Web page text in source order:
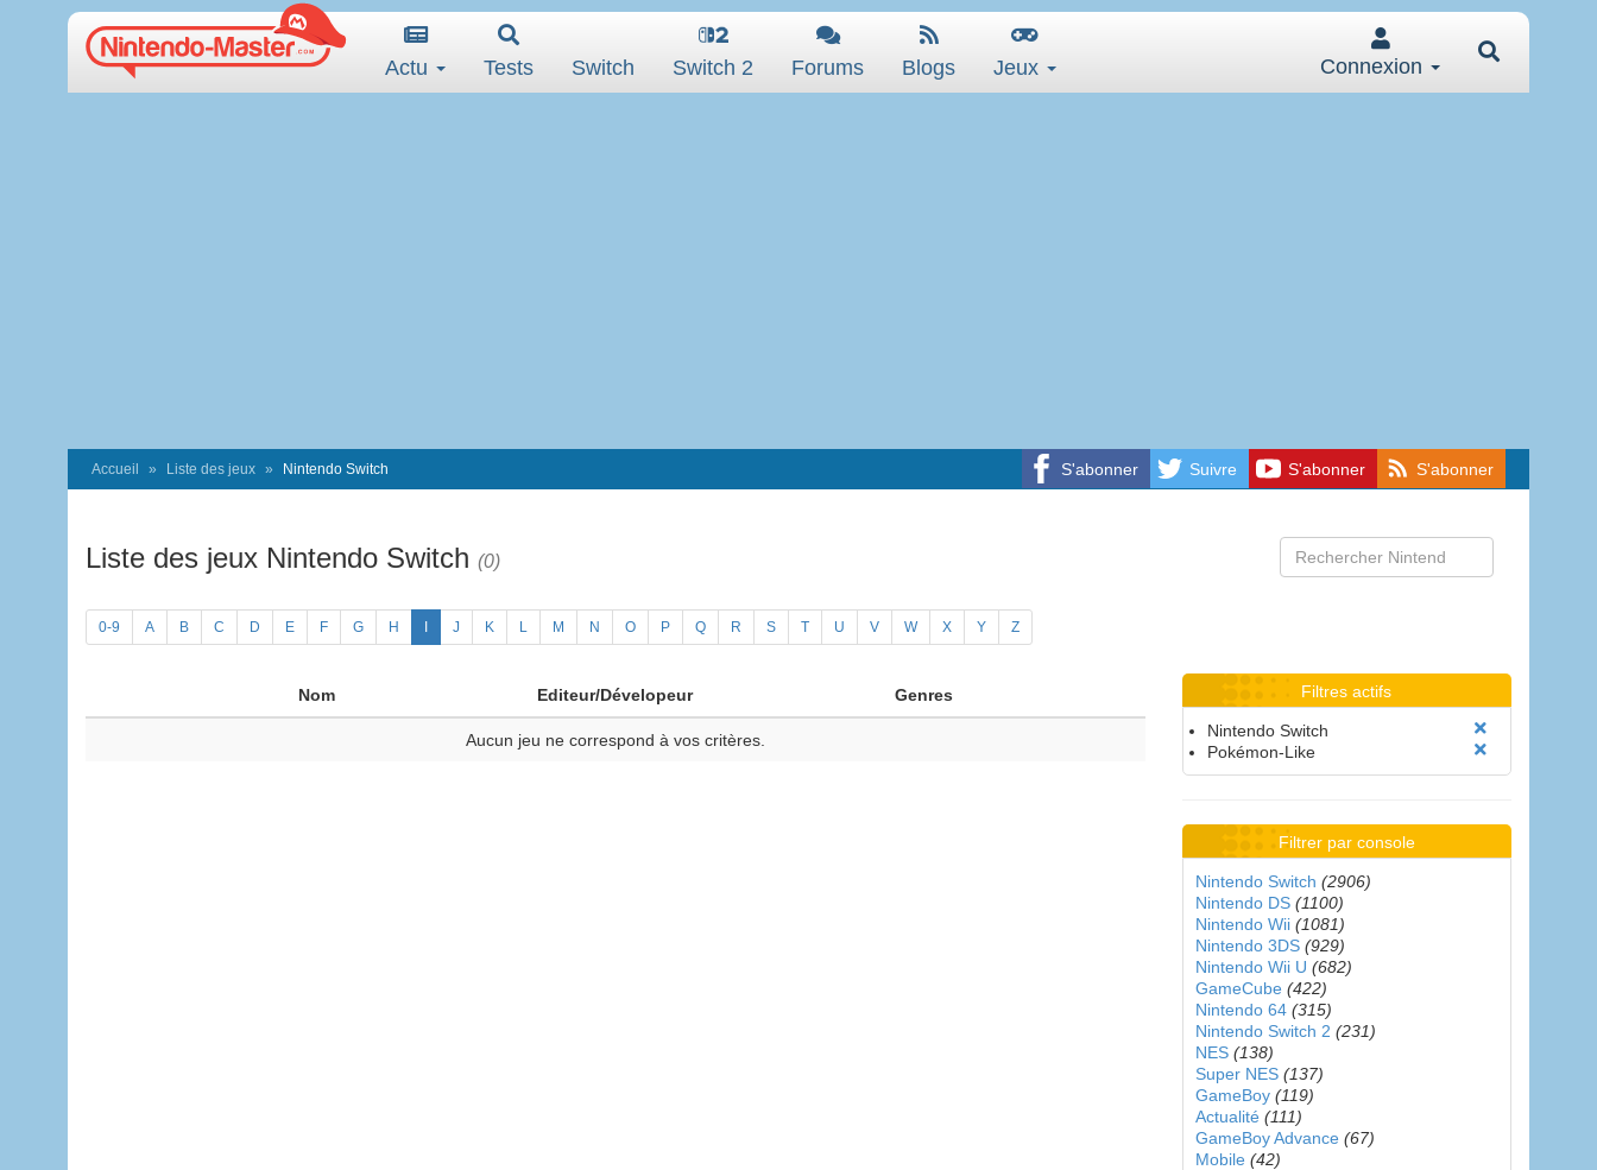
Actu Tests Switch Switch 2 Forums Blogs Jeux Connexion
S'abonner Suivre S'abonner S'abonner
Accueil Liste des jeux Nintendo Switch
Liste des jeux Nintendo Switch (0)
0-9 A B C D E F G H J K L M N O P Q R S T U V W X Y Z
Nom Editeur/Dévelopeur Genres
Aucun jeu ne correspond à vos critères.
Filtres actifs
Nintendo Switch
Pokémon-Like
Filtrer par console
Nintendo Switch (2906)
Nintendo DS (1100)
Nintendo Wii (1081)
Nintendo 3DS (929)
Nintendo Wii U (682)
GameCube (422)
Nintendo 64 (315)
Nintendo Switch 2 (231)
NES (138)
Super NES (137)
GameBoy (119)
Actualité (111)
GameBoy Advance (67)
Mobile (42)